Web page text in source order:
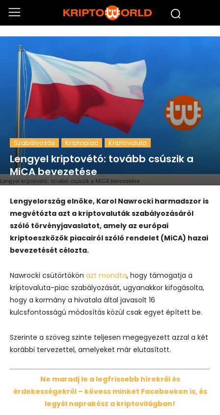
Lengyel kriptovétó: tovább csúszik a MiCA bevezetése
Szabályozás Kriptopiac Kriptovaluta
Lengyel kriptovétó: tovább csúszik a
MiCA bevezetése
Lengyelország elnöke, Karol Nawrocki harmadszor is
megvétózta azt a kriptovaluták szabályozásáról
szóló törvényjavaslatot, amely az európai
kriptoeszközök piacairól szóló rendelet (MiCA) hazai
bevezetését célozta.
Nawrocki csütörtökön azt mondta, hogy támogatja a
kriptovaluta-piac szabályozását, ugyanakkor kifogásolta,
hogy a kormány a hivatala által javasolt 16
kulcsfontosságú módosítás közül csak egyet épített be.
Szerinte a szöveg szinte teljesen megegyezett azzal a két
korábbi tervezettel, amelyeket már elutasított.
Ne maradj le a legfrissebb hírekről és
érdekességekről – kövess minket Facebookon is, és
legyél naprakész a kriptovilágban!